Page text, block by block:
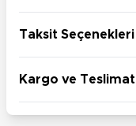
Taksit Seçenekleri
Kargo ve Teslimat